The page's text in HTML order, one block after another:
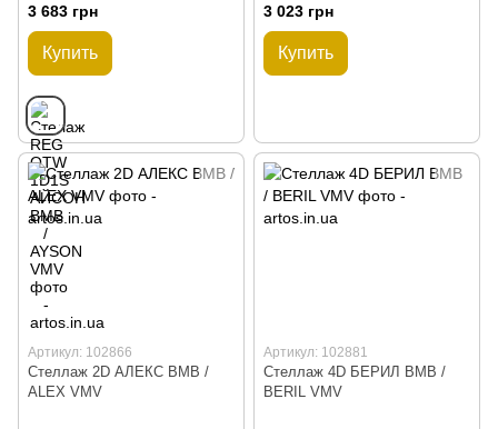
3 683 грн
Купить
3 023 грн
Купить
Артикул: 102866
Стеллаж 2D АЛЕКС ВМВ /
ALEX VMV
Артикул: 102881
Стеллаж 4D БЕРИЛ ВМВ /
BERIL VMV